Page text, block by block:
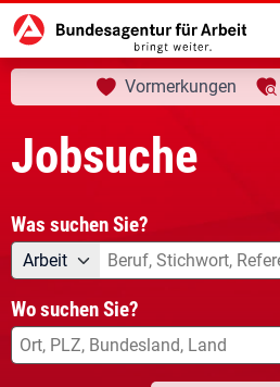
Startseite Jobsuche aktuelle Seite:
Ihre Suche
Vormerkungen
Jobsuche
Was suchen Sie?
Angebotsart
Arbeit Was suchen Sie?
Wo suchen Sie?